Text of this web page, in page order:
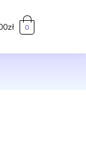
zł 0